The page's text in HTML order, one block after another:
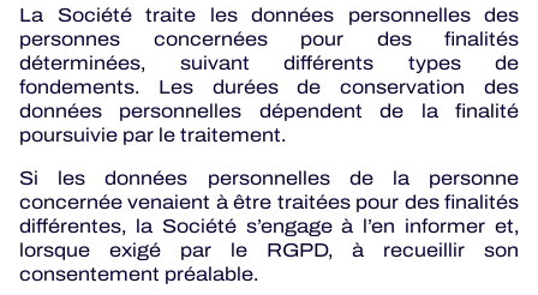
La Société traite les données personnelles des
personnes concernées pour des finalités
déterminées, suivant différents types de
fondements. Les durées de conservation des
données personnelles dépendent de la finalité
poursuivie par le traitement.
Si les données personnelles de la personne
concernée venaient à être traitées pour des finalités
différentes, la Société s’engage à l’en informer et,
lorsque exigé par le RGPD, à recueillir son
consentement préalable.